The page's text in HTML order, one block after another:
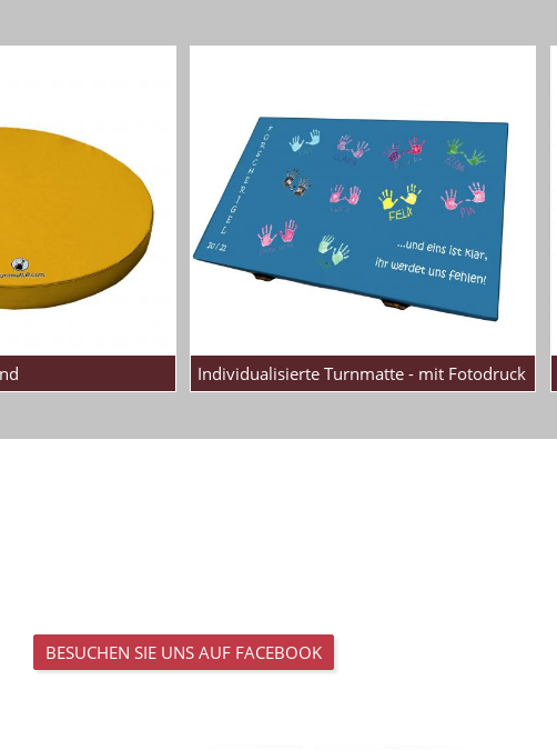
Individualisierte Turnmatte - mit Fotodruck
BESUCHEN SIE UNS AUF FACEBOOK